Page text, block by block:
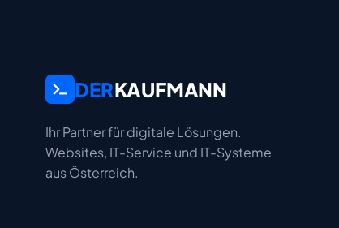
DERKAUFMANN
Ihr Partner für digitale Lösungen.
Websites, IT-Service und IT-Systeme
aus Österreich.